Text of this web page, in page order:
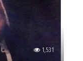
1,531